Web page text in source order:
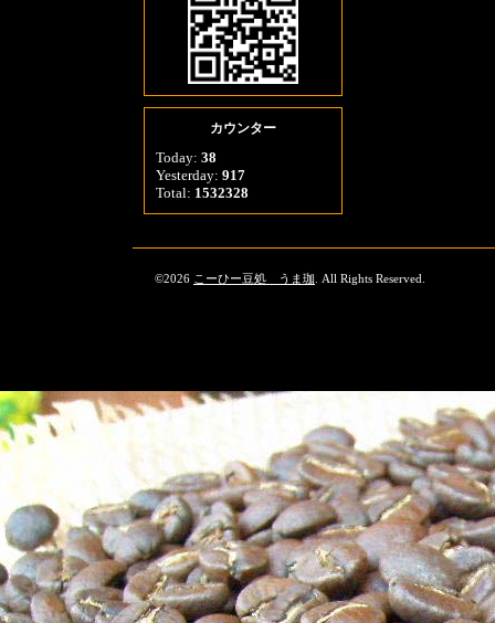
カウンター
Today: 38
Yesterday: 917
Total: 1532328
©2026 こーひー豆処 うま珈 . All Rights Reserved.